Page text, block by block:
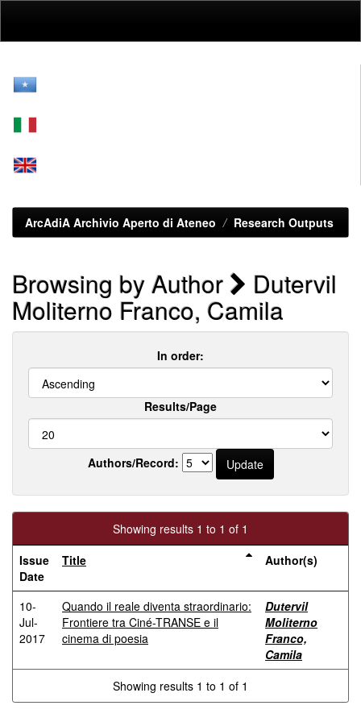
ArcAdiA Archivio Aperto di Ateneo Research Outputs
Browsing by Author Dutervil
Moliterno Franco, Camila
In order:
Results/Page
Authors/Record:
Showing results 1 to 1 of 1
Issue
Date
Title Author(s)
10-
Jul-
2017
Quando il reale diventa straordinario:
Frontiere tra Ciné-TRANSE e il
cinema di poesia
Dutervil
Moliterno
Franco,
Camila
Showing results 1 to 1 of 1